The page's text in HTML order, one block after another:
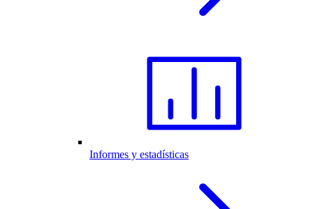
Informes y estadísticas